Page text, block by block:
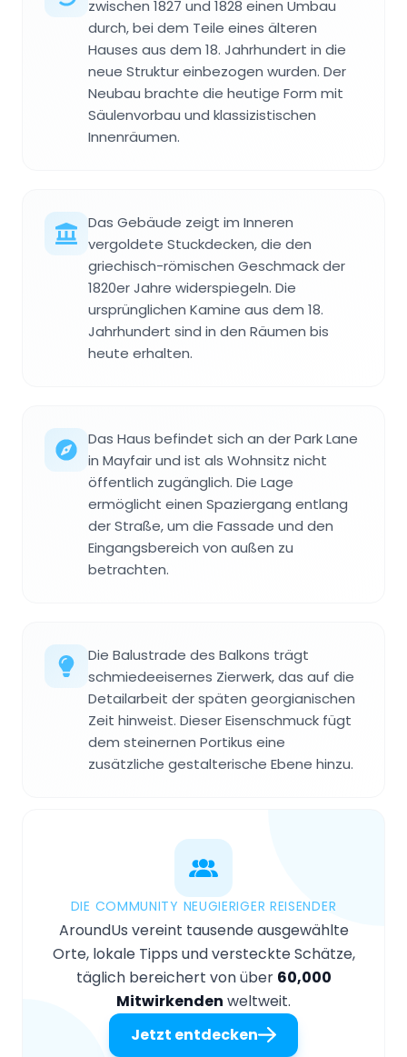
zwischen 1827 und 1828 einen Umbau
durch, bei dem Teile eines älteren
Hauses aus dem 18. Jahrhundert in die
neue Struktur einbezogen wurden. Der
Neubau brachte die heutige Form mit
Säulenvorbau und klassizistischen
Innenräumen.
Das Gebäude zeigt im Inneren
vergoldete Stuckdecken, die den
griechisch-römischen Geschmack der
1820er Jahre widerspiegeln. Die
ursprünglichen Kamine aus dem 18.
Jahrhundert sind in den Räumen bis
heute erhalten.
Das Haus befindet sich an der Park Lane
in Mayfair und ist als Wohnsitz nicht
öffentlich zugänglich. Die Lage
ermöglicht einen Spaziergang entlang
der Straße, um die Fassade und den
Eingangsbereich von außen zu
betrachten.
Die Balustrade des Balkons trägt
schmiedeeisernes Zierwerk, das auf die
Detailarbeit der späten georgianischen
Zeit hinweist. Dieser Eisenschmuck fügt
dem steinernen Portikus eine
zusätzliche gestalterische Ebene hinzu.
DIE COMMUNITY NEUGIERIGER REISENDER
AroundUs vereint tausende ausgewählte
Orte, lokale Tipps und versteckte Schätze,
täglich bereichert von über 60,000
Mitwirkenden weltweit.
Jetzt entdecken